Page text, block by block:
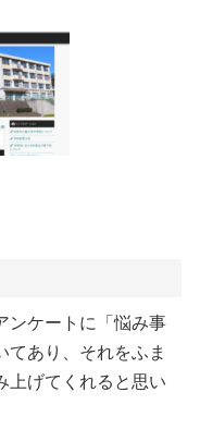
ンケートに「悩み事
てあり、それをふま
上げてくれると思い